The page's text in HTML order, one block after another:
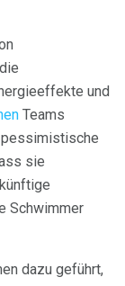
und
Teams
sie
Schwimmer
dazu geführt,